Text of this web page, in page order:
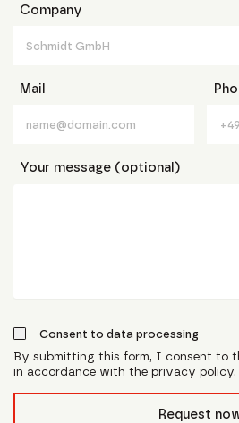
Company
Mail
Your message (optional)
Consent to data processing
By submitting this form, I consent to
in accordance with the privacy policy.
Request